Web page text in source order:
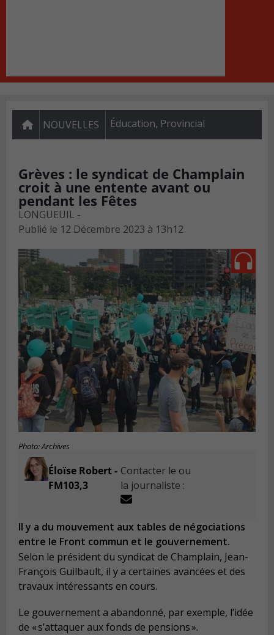
NOUVELLES Éducation, Provincial
Grèves : le syndicat de Champlain
croit à une entente avant ou
pendant les Fêtes
LONGUEUIL -
Publié le 12 Décembre 2023 à 13h12
Photo: Archives
Éloïse Robert -
FM103,3
Contacter le ou
la journaliste :
Il y a du mouvement aux tables de négociations
entre le Front commun et le gouvernement.
Selon le président du syndicat de Champlain, Jean-
François Guilbault, il y a certaines avancées et des
travaux intéressants en cours.
Le gouvernement a abandonné, par exemple, l’idée
de « s’attaquer aux fonds de pensions ».